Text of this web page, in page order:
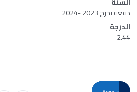
دفعة تخرج 2023 -2024
الدرجة
2.44